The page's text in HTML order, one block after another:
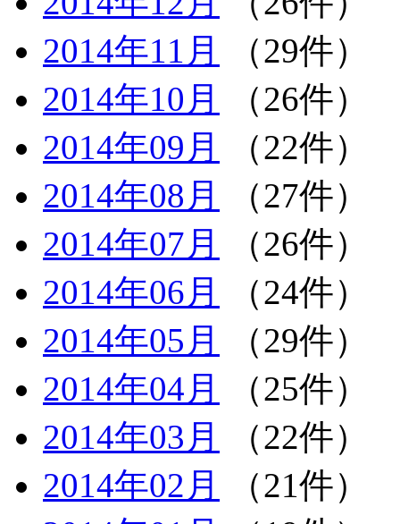
2014年11月
（29件）
2014年10月
（26件）
2014年09月
（22件）
2014年08月
（27件）
2014年07月
（26件）
2014年06月
（24件）
2014年05月
（29件）
2014年04月
（25件）
2014年03月
（22件）
2014年02月
（21件）